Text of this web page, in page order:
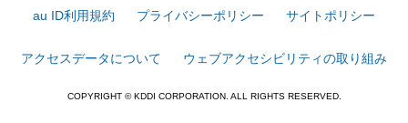
au ID利用規約 プライバシーポリシー サイトポリシー
アクセスデータについて ウェブアクセシビリティの取り組み
COPYRIGHT © KDDI CORPORATION. ALL RIGHTS RESERVED.